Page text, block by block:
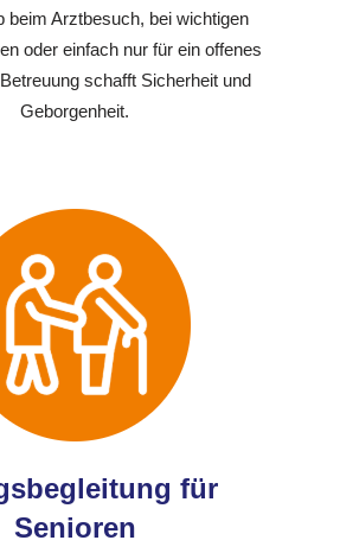
beim Arztbesuch, bei wichtigen
oder einfach nur für ein offenes
schafft Sicherheit und
Geborgenheit.
für
Senioren